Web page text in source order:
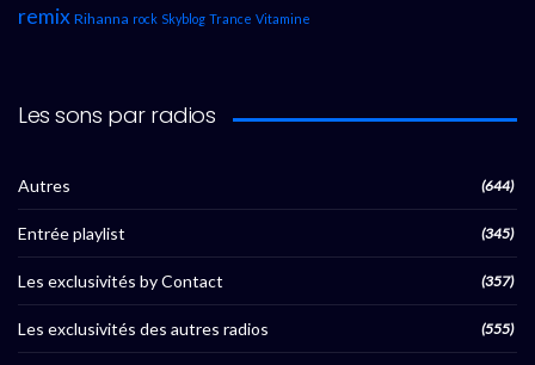
remix Rihanna rock Skyblog Trance Vitamine
Les sons par radios
Autres (644)
Entrée playlist (345)
Les exclusivités by Contact (357)
Les exclusivités des autres radios (555)